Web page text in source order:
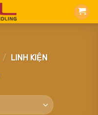
/ LINH KIỆN